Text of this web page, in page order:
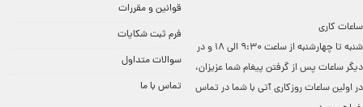
ساعات کاری
شنبه تا چهارشنبه از ساعت 9:30 الی 18 و در
دیگر ساعات ‌پس از گرفتن پیغام شما عزیزان،
در اولین ساعات روزکاری آتی با شما در تماس
قوانین و مقررات
فرم ثبت شکایات
سوالات متداول
تماس با ما